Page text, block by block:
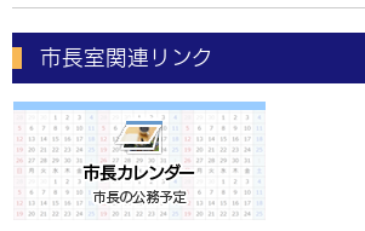
市長室関連リンク